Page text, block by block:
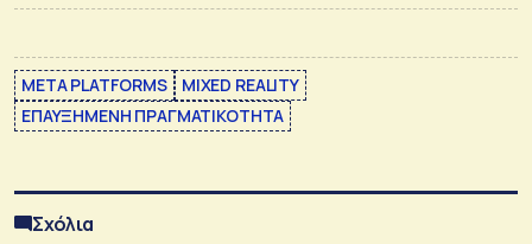
META PLATFORMS
MIXED REALITY
ΕΠΑΥΞΗΜΕΝΗ ΠΡΑΓΜΑΤΙΚΟΤΗΤΑ
Σχόλια